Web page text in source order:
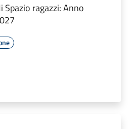
ragazzi: Anno